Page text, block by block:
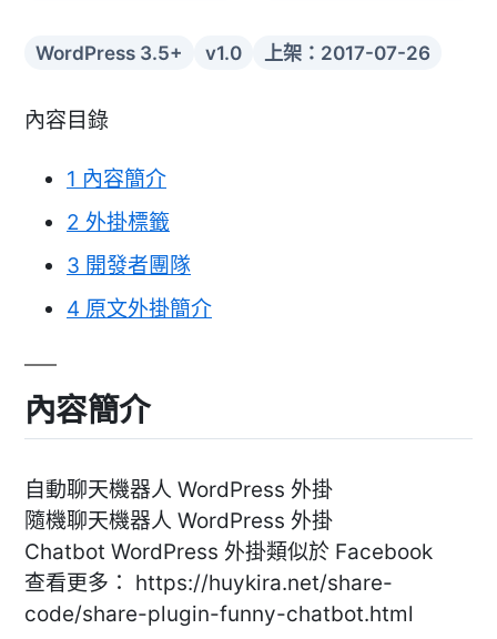
WordPress 3.5+ v1.0 上架：2017-07-26
內容目錄
1 內容簡介
2 外掛標籤
3 開發者團隊
4 原文外掛簡介
內容簡介
自動聊天機器人 WordPress 外掛
隨機聊天機器人 WordPress 外掛
Chatbot WordPress 外掛類似於 Facebook
查看更多： https://huykira.net/share-
code/share-plugin-funny-chatbot.html